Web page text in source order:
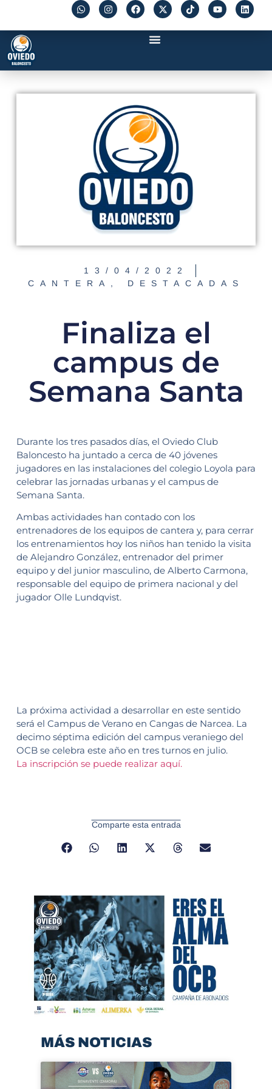
13/04/2022
CANTERA , DESTACADAS
Finaliza el
campus de
Semana Santa
Durante los tres pasados días, el Oviedo Club
Baloncesto ha juntado a cerca de 40 jóvenes
jugadores en las instalaciones del colegio Loyola para
celebrar las jornadas urbanas y el campus de
Semana Santa.
Ambas actividades han contado con los
entrenadores de los equipos de cantera y, para cerrar
los entrenamientos hoy los niños han tenido la visita
de Alejandro González, entrenador del primer
equipo y del junior masculino, de Alberto Carmona,
responsable del equipo de primera nacional y del
jugador Olle Lundqvist.
La próxima actividad a desarrollar en este sentido
será el Campus de Verano en Cangas de Narcea. La
decimo séptima edición del campus veraniego del
OCB se celebra este año en tres turnos en julio.
La inscripción se puede realizar aquí.
Comparte esta entrada
MÁS NOTICIAS